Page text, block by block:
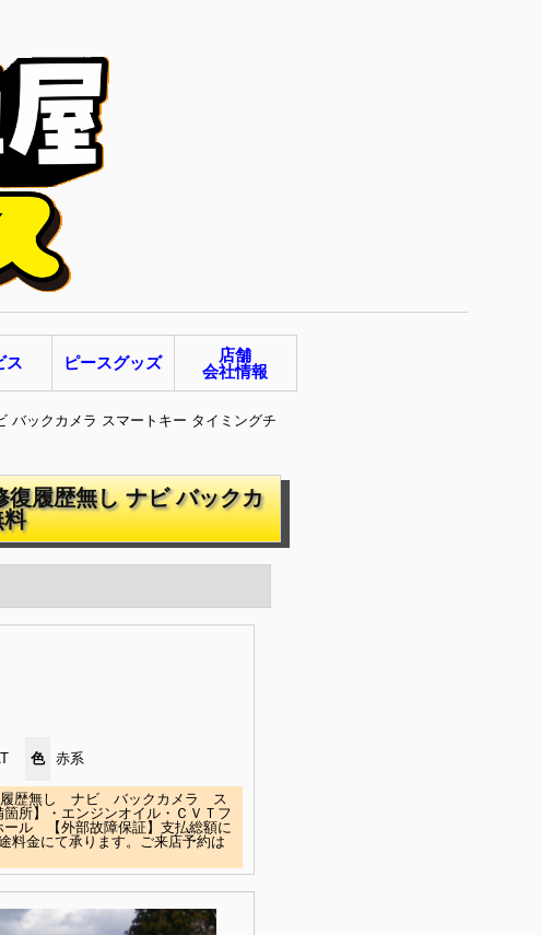
ス ピースグッズ
店舗
会社情報
バックカメラ スマートキー タイミングチ
履歴無し ナビ バックカ
色 赤系
歴無し ナビ バックカメラ ス
所】・エンジンオイル・ＣＶＴフ
ール 【外部故障保証】支払総額に
料金にて承ります。ご来店予約は